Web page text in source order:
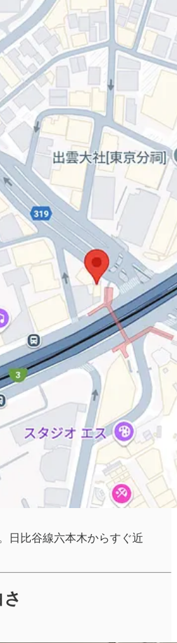
日比谷線六本木からすぐ近